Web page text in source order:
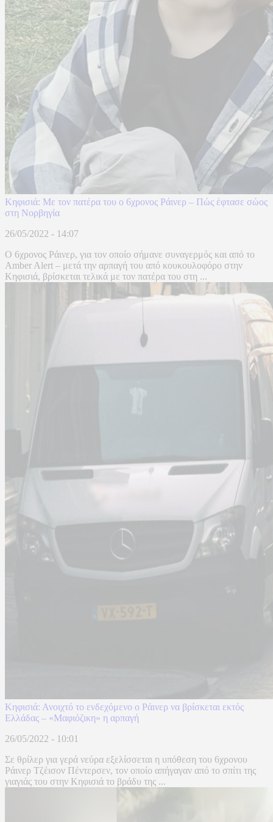
Κηφισιά: Mε τον πατέρα του ο 6χρονος Ράινερ – Πώς έφτασε σώος
στη Νορβηγία
26/05/2022 - 14:07
Ο 6χρονος Ράινερ, για τον οποίο σήμανε συναγερμός και από το
Amber Alert – μετά την αρπαγή του από κουκουλοφόρο στην
Κηφισιά, βρίσκεται τελικά με τον πατέρα του στη ...
Κηφισιά: Ανοιχτό το ενδεχόμενο ο Ράινερ να βρίσκεται εκτός
Ελλάδας – «Μαφιόζικη» η αρπαγή
26/05/2022 - 10:01
Σε θρίλερ για γερά νεύρα εξελίσσεται η υπόθεση του 6χρονου
Ράινερ Τζέισον Πέντερσεν, τον οποίο απήγαγαν από το σπίτι της
γιαγιάς του στην Κηφισιά το βράδυ της ...